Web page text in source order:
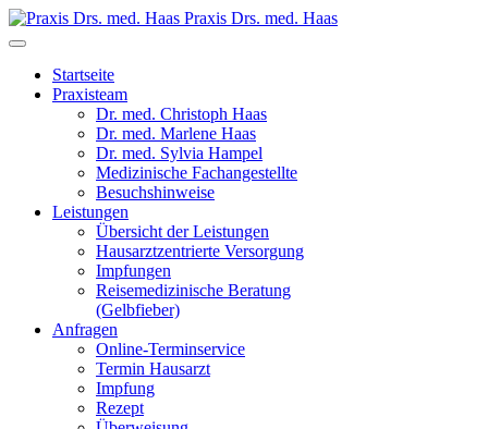
Praxis Drs. med. Haas
Startseite
Praxisteam
Dr. med. Christoph Haas
Dr. med. Marlene Haas
Dr. med. Sylvia Hampel
Medizinische Fachangestellte
Besuchshinweise
Leistungen
Übersicht der Leistungen
Hausarztzentrierte Versorgung
Impfungen
Reisemedizinische Beratung
(Gelbfieber)
Anfragen
Online-Terminservice
Termin Hausarzt
Impfung
Rezept